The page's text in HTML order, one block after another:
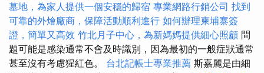
墓地，為家人提供一個安穩的歸宿 專業網路行銷公司 找到
可靠的外燴廠商，保障活動順利進行 如何辦理柬埔寨簽
證，簡單又高效 竹北月子中心，為新媽媽提供細心照顧 問
題可能是感染通常不會及時識別，因為最初的一般症狀通常
甚至沒有考慮猩紅色。 台北記帳士專業推薦 斯嘉麗是由細